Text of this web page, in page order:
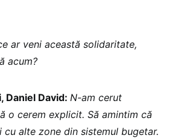
ar veni această solidaritate,
acum?
Daniel David: N-am cerut
o cerem explicit. Să amintim că
alte zone din sistemul bugetar.